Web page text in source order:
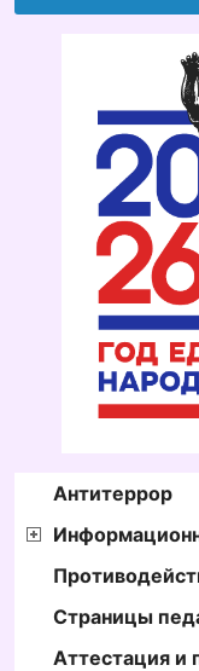
Антитеррор
Страницы
Аттестация и